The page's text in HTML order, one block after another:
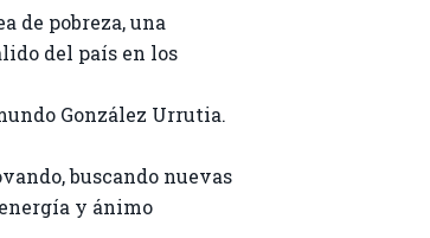
de pobreza, una
del país en los
González Urrutia.
buscando nuevas
y ánimo